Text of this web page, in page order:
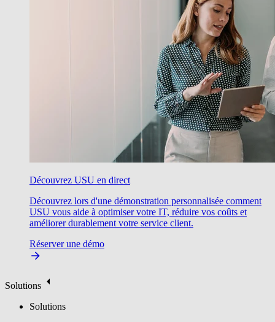
Découvrez USU en direct
Découvrez lors d'une démonstration personnalisée comment
USU vous aide à optimiser votre IT, réduire vos coûts et
améliorer durablement votre service client.
Réserver une démo
Solutions
Solutions